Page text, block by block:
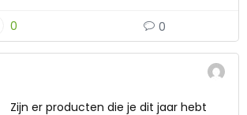
0 0
Zijn er producten die je dit jaar hebt